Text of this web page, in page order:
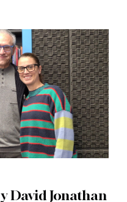
David Jonathan